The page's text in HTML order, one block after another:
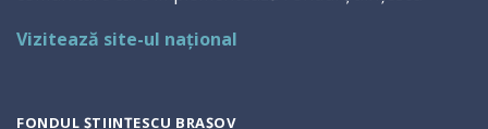
Vizitează site-ul național
FONDUL ȘTIINȚESCU BRAȘOV